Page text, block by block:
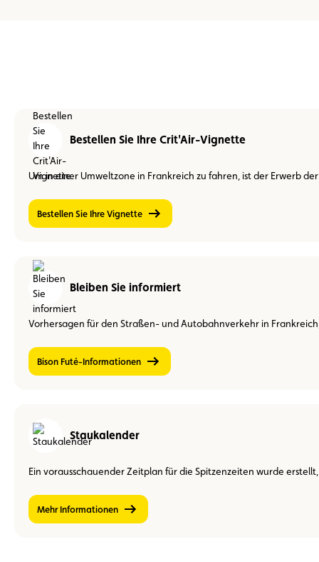
Bestellen Sie Ihre Crit'Air-Vignette
Um in einer Umweltzone in Frankreich zu fahren, ist der Erwerb
Bestellen Sie Ihre Vignette
Bleiben Sie informiert
Vorhersagen für den Straßen- und Autobahnverkehr in
Bison Futé-Informationen
Staukalender
Ein vorausschauender Zeitplan für die Spitzenzeiten wurde
Mehr Informationen